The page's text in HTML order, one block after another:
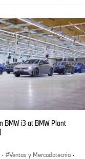
BMW i3 at BMW Plant
· Ventas y Mercadotecnia ·